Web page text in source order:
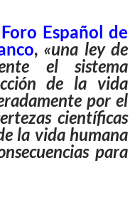
Foro Español de
, «una ley de
el sistema
de la vida
por el
científicas
la vida humana
para